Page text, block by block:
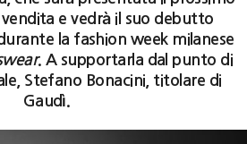
e vedrà il suo debutto
la fashion week milanese
. A supportarla dal punto di
Stefano Bonacini, titolare di
Gaudì.